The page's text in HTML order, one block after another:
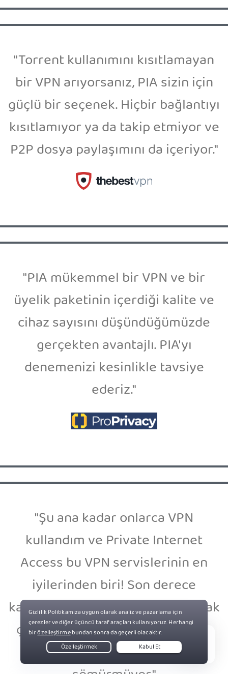
"Torrent kullanımını kısıtlamayan
bir VPN arıyorsanız, PIA sizin için
güçlü bir seçenek. Hiçbir bağlantıyı
kısıtlamıyor ya da takip etmiyor ve
P2P dosya paylaşımını da içeriyor."
"PIA mükemmel bir VPN ve bir
üyelik paketinin içerdiği kalite ve
cihaz sayısını düşündüğümüzde
gerçekten avantajlı. PIA'yı
denemenizi kesinlikle tavsiye
ederiz."
"Şu ana kadar onlarca VPN
kullandım ve Private Internet
Access bu VPN servislerinin en
iyilerinden biri! Son derece
kapsamlı olan bu servisi kullanmak
çok kolay. Ayrıca gözü yormuyor
ve cihazın kaynaklarını